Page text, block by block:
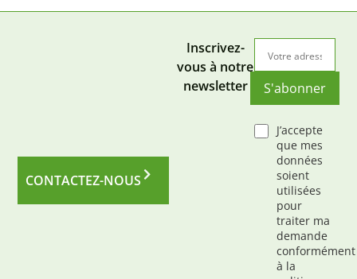
CONTACTEZ-NOUS
Inscrivez-
vous à notre
newsletter
S'abonner
J’accepte
que mes
données
soient
utilisées
pour
traiter ma
demande
conformément
à la